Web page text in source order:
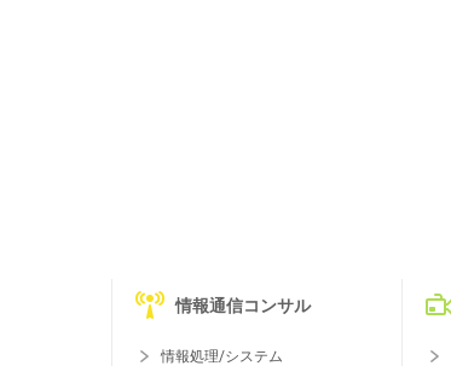
情報通信コンサル
情報処理/システム